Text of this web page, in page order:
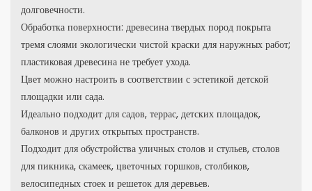
долговечности.
Обработка поверхности: древесина твердых пород покрыта
тремя слоями экологически чистой краски для наружных работ;
пластиковая древесина не требует ухода.
Цвет можно настроить в соответствии с эстетикой детской
площадки или сада.
Идеально подходит для садов, террас, детских площадок,
балконов и других открытых пространств.
Подходит для обустройства уличных столов и стульев, столов
для пикника, скамеек, цветочных горшков, столбиков,
велосипедных стоек и решеток для деревьев.